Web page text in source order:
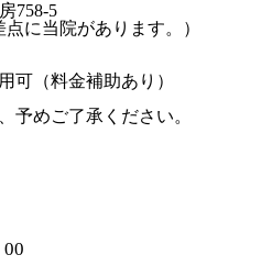
758-5
に当院があります。）
可（料金補助あり）
予めご了承ください。